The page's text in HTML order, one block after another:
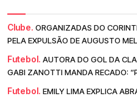
Clube. ORGANIZADAS DO
PELA EXPULSÃO DE AUGUSTO
Futebol. AUTORA DO GOL DA
GABI ZANOTTI MANDA RECADO:
Futebol. EMILY LIMA EXPLICA